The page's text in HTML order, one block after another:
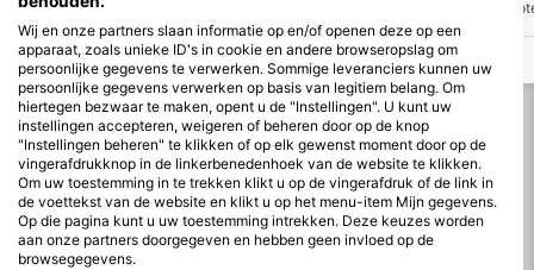
december 2006 tot zinken gebracht. Het
zit in ongeveer 18 meter water. De 33
meter lange sleepboot is nu een prachtig
onderwaterlandschap van koraaltuinen
en grote scholen kleine tropische vissen,
waardoor het een geweldige plek is voor
gevorderde duikers om te verkennen.
onderwaterberg. De
noordkant is ongeveer 30
zuidkant tot 55 meter. Dit
geschikt voor
de gemiddelde diepte is
65 ft (20 m). Optimaal
diepduiken.
Wij en onze partners slaan informatie op en/of openen deze op een
apparaat, zoals unieke ID's in cookie en andere browseropslag om
persoonlijke gegevens te verwerken. Sommige leveranciers kunnen uw
persoonlijke gegevens verwerken op basis van legitiem belang. Om
hiertegen bezwaar te maken, opent u de "Instellingen". U kunt uw
instellingen accepteren, weigeren of beheren door op de knop
"Instellingen beheren" te klikken of op elk gewenst moment door op de
vingerafdrukknop in de linkerbenedenhoek van de website te klikken.
Om uw toestemming in te trekken klikt u op de vingerafdruk of de link in
de voettekst van de website en klikt u op het menu-item Mijn gegevens.
Op die pagina kunt u uw toestemming intrekken. Deze keuzes worden
aan onze partners doorgegeven en hebben geen invloed op de
browsegegevens.